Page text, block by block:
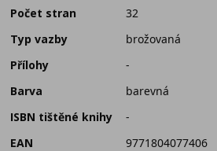
Počet stran
32
Typ vazby
brožovaná
Přílohy
-
Barva
barevná
ISBN tištěné knihy
-
EAN
9771804077406